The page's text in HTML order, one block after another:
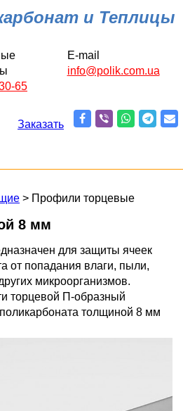
и Теплицы
65
E-mail
info@polik.com.ua
Заказать
> Профили торцевые
8 мм
для защиты ячеек
от попадания влаги, пыли,
микроорганизмов.
торцевой П-образный
толщиной 8 мм